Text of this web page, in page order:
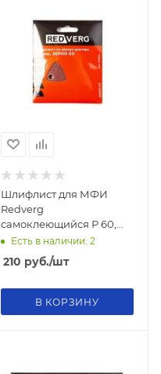
Шлифлист для МФИ
Redverg
самоклеющийся Р 60,
93мм (5шт)
Есть в наличии: 2
210 руб./шт
В КОРЗИНУ